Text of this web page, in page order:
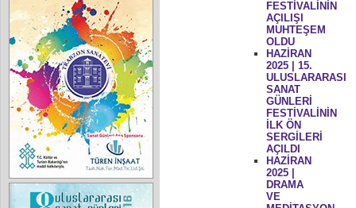
FESTİVALİNİN
AÇILIŞI
MUHTEŞEM
OLDU
HAZİRAN
2025 | 15.
ULUSLARARASI
SANAT
GÜNLERİ
FESTİVALİNİN
İLK ÖN
SERGİLERİ
AÇILDI
HAZİRAN
2025 |
DRAMA
VE